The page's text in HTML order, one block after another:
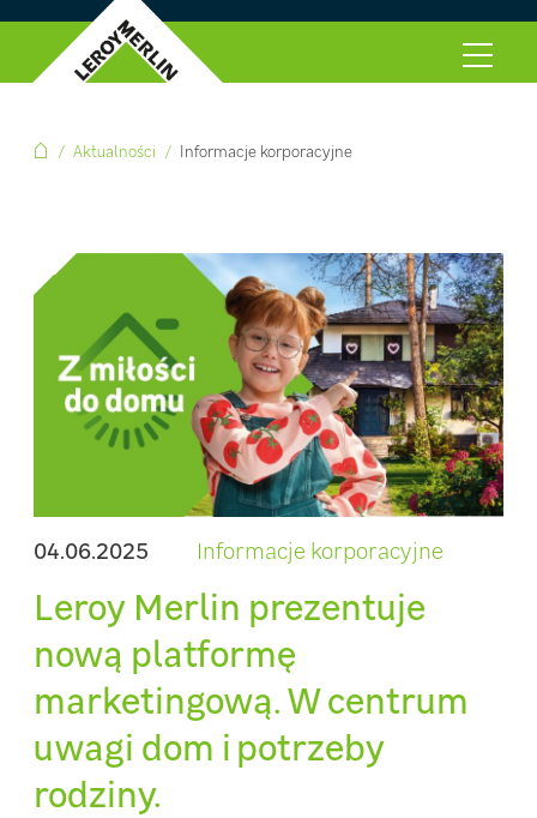
Aktualności Informacje korporacyjne
04.06.2025 Informacje korporacyjne
Leroy Merlin prezentuje
nową platformę
marketingową. W centrum
uwagi dom i potrzeby
rodziny.